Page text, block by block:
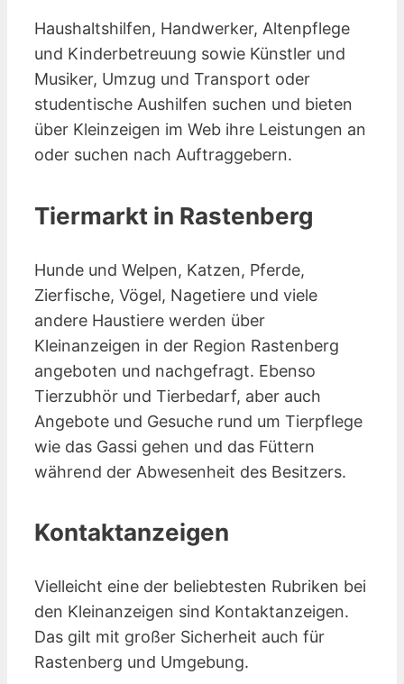
Haushaltshilfen, Handwerker, Altenpflege
und Kinderbetreuung sowie Künstler und
Musiker, Umzug und Transport oder
studentische Aushilfen suchen und bieten
über Kleinzeigen im Web ihre Leistungen an
oder suchen nach Auftraggebern.
Tiermarkt in Rastenberg
Hunde und Welpen, Katzen, Pferde,
Zierfische, Vögel, Nagetiere und viele
andere Haustiere werden über
Kleinanzeigen in der Region Rastenberg
angeboten und nachgefragt. Ebenso
Tierzubhör und Tierbedarf, aber auch
Angebote und Gesuche rund um Tierpflege
wie das Gassi gehen und das Füttern
während der Abwesenheit des Besitzers.
Kontaktanzeigen
Vielleicht eine der beliebtesten Rubriken bei
den Kleinanzeigen sind Kontakt­anzeigen.
Das gilt mit großer Sicherheit auch für
Rastenberg und Umgebung.